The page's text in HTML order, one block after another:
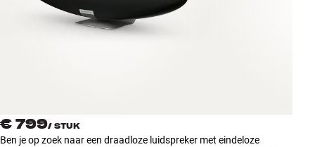
Accessoires
NIEUW
€ 799/ STUK
Ben je op zoek naar een draadloze luidspreker met eindeloze